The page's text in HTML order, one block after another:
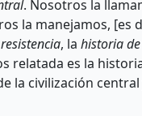
. Nosotros la
la manejamos, [es
, la historia
relatada es la
la civilización